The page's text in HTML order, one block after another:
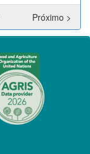
Próximo >